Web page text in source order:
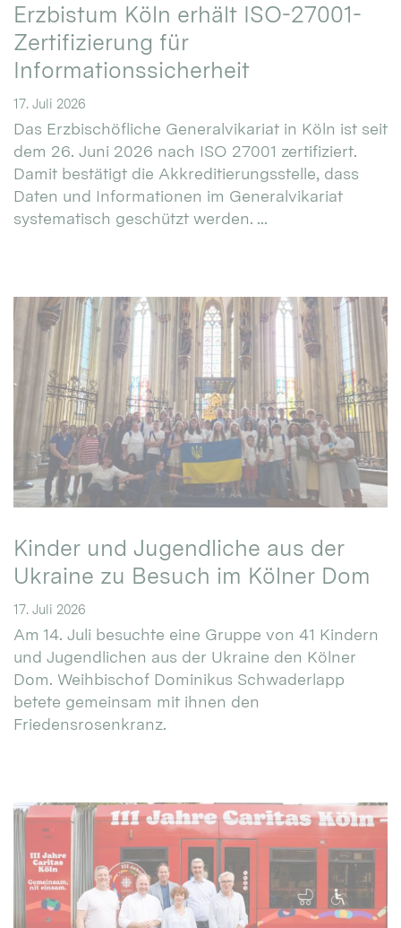
Erzbistum Köln erhält ISO-27001-
Zertifizierung für
Informationssicherheit
17. Juli 2026
Das Erzbischöfliche Generalvikariat in Köln ist seit
dem 26. Juni 2026 nach ISO 27001 zertifiziert.
Damit bestätigt die Akkreditierungsstelle, dass
Daten und Informationen im Generalvikariat
systematisch geschützt werden. ...
Kinder und Jugendliche aus der
Ukraine zu Besuch im Kölner Dom
17. Juli 2026
Am 14. Juli besuchte eine Gruppe von 41 Kindern
und Jugendlichen aus der Ukraine den Kölner
Dom. Weihbischof Dominikus Schwaderlapp
betete gemeinsam mit ihnen den
Friedensrosenkranz.